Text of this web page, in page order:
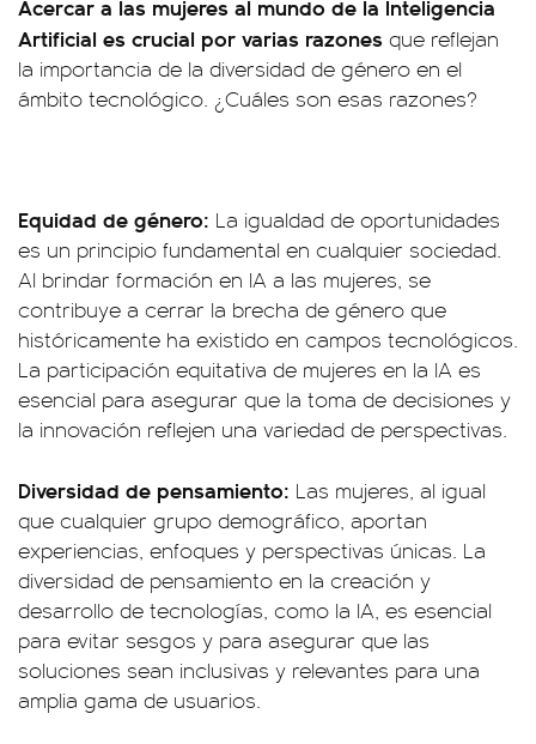
Acercar a las mujeres al mundo de la Inteligencia
Artificial es crucial por varias razones que reflejan
la importancia de la diversidad de género en el
ámbito tecnológico. ¿Cuáles son esas razones?
Equidad de género: La igualdad de oportunidades
es un principio fundamental en cualquier sociedad.
Al brindar formación en IA a las mujeres, se
contribuye a cerrar la brecha de género que
históricamente ha existido en campos tecnológicos.
La participación equitativa de mujeres en la IA es
esencial para asegurar que la toma de decisiones y
la innovación reflejen una variedad de perspectivas.
Diversidad de pensamiento: Las mujeres, al igual
que cualquier grupo demográfico, aportan
experiencias, enfoques y perspectivas únicas. La
diversidad de pensamiento en la creación y
desarrollo de tecnologías, como la IA, es esencial
para evitar sesgos y para asegurar que las
soluciones sean inclusivas y relevantes para una
amplia gama de usuarios.